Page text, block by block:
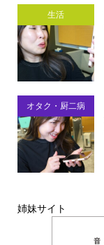
生活
オタク・厨二病
姉妹サイト